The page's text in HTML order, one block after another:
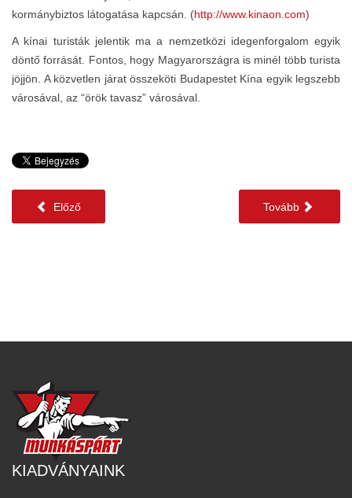
kormánybiztos látogatása kapcsán. (http://www.kinaon.com)
A kínai turisták jelentik ma a nemzetközi idegenforgalom egyik
döntő forrását. Fontos, hogy Magyarországra is minél több turista
jöjjön. A közvetlen járat összeköti Budapestet Kína egyik legszebb
városával, az “örök tavasz” városával.
Előző Tovább
KIADVÁNYAINK